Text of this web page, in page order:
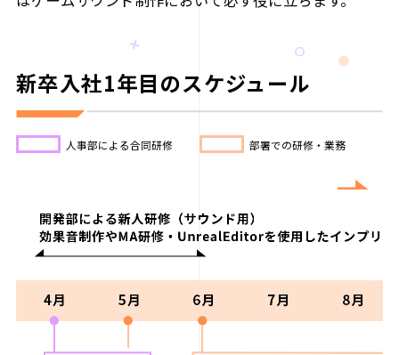
新卒入社1年目のスケジュール
人事部による合同研修 部署での研修・業務